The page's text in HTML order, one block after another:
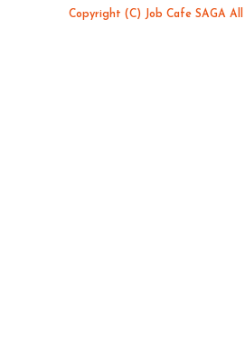
Copyright (C) Job Cafe SAGA